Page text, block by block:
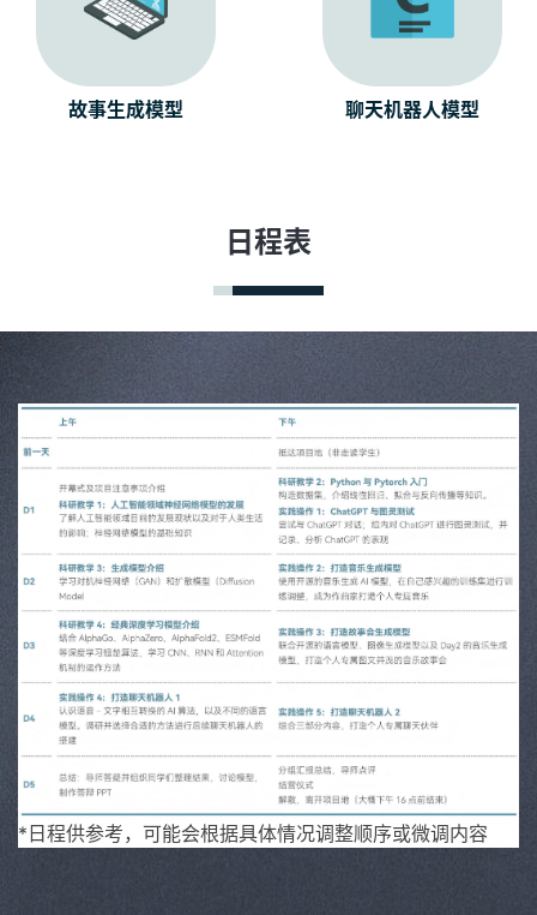
故事生成模型 聊天机器人模型
日程表
*日程供参考，可能会根据具体情况调整顺序或微调内容